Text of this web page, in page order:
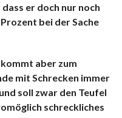
er doch nur noch
bei der Sache
aber zum
mit Schrecken immer
soll zwar den Teufel
schreckliches